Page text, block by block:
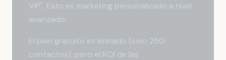
VIP". Esto es marketing personalizado a nivel
avanzado.
El plan gratuito es limitado (solo 250
contactos), pero el ROI de las